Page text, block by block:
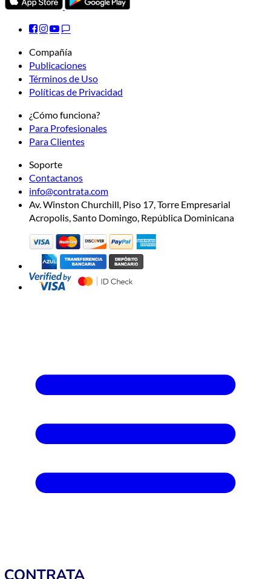
Compañía
Publicaciones
Términos de Uso
Políticas de Privacidad
¿Cómo funciona?
Para Profesionales
Para Clientes
Soporte
Contactanos
info@contrata.com
Av. Winston Churchill, Piso 17, Torre Empresarial
Acropolis, Santo Domingo, República Dominicana